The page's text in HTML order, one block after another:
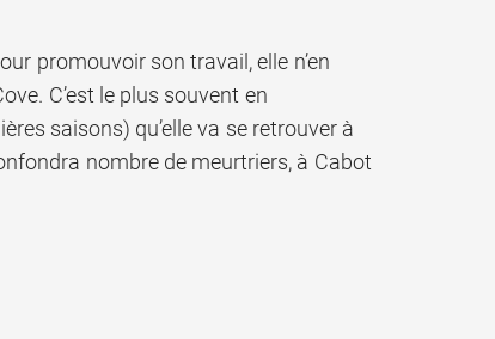
promouvoir son travail, elle n’en
C’est le plus souvent en
saisons) qu’elle va se retrouver à
nombre de meurtriers, à Cabot